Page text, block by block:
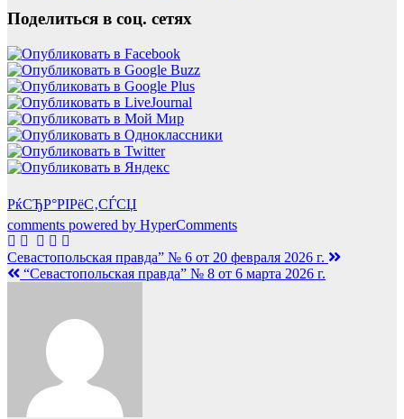
Поделиться в соц. сетях
РќСЂР°РІРёС‚СЃСЏ
comments powered by HyperComments
Навигация
по
Севастопольская правда” № 6 от 20 февраля 2026 г.
“Севастопольская правда” № 8 от 6 марта 2026 г.